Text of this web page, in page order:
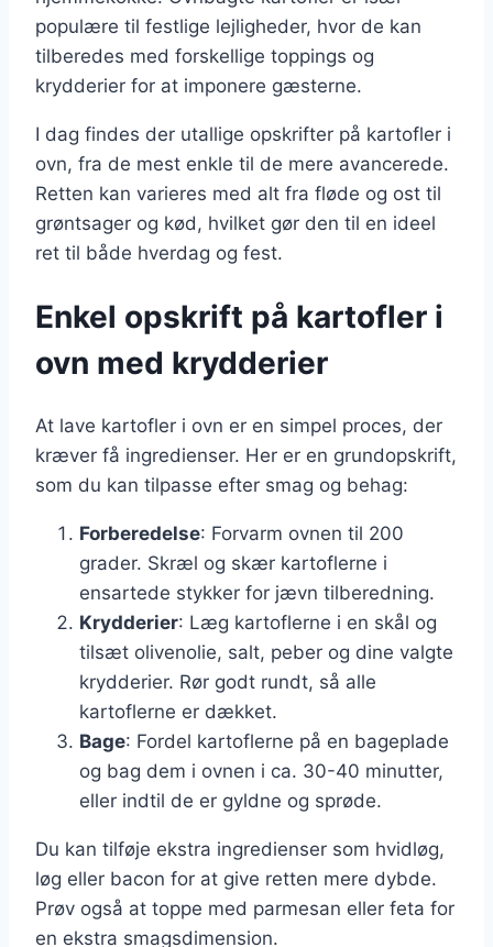
populære til festlige lejligheder, hvor de kan
tilberedes med forskellige toppings og
krydderier for at imponere gæsterne.
I dag findes der utallige opskrifter på kartofler i
ovn, fra de mest enkle til de mere avancerede.
Retten kan varieres med alt fra fløde og ost til
grøntsager og kød, hvilket gør den til en ideel
ret til både hverdag og fest.
Enkel opskrift på kartofler i
ovn med krydderier
At lave kartofler i ovn er en simpel proces, der
kræver få ingredienser. Her er en grundopskrift,
som du kan tilpasse efter smag og behag:
Forberedelse: Forvarm ovnen til 200
grader. Skræl og skær kartoflerne i
ensartede stykker for jævn tilberedning.
Krydderier: Læg kartoflerne i en skål og
tilsæt olivenolie, salt, peber og dine valgte
krydderier. Rør godt rundt, så alle
kartoflerne er dækket.
Bage: Fordel kartoflerne på en bageplade
og bag dem i ovnen i ca. 30-40 minutter,
eller indtil de er gyldne og sprøde.
Du kan tilføje ekstra ingredienser som hvidløg,
løg eller bacon for at give retten mere dybde.
Prøv også at toppe med parmesan eller feta for
en ekstra smagsdimension.